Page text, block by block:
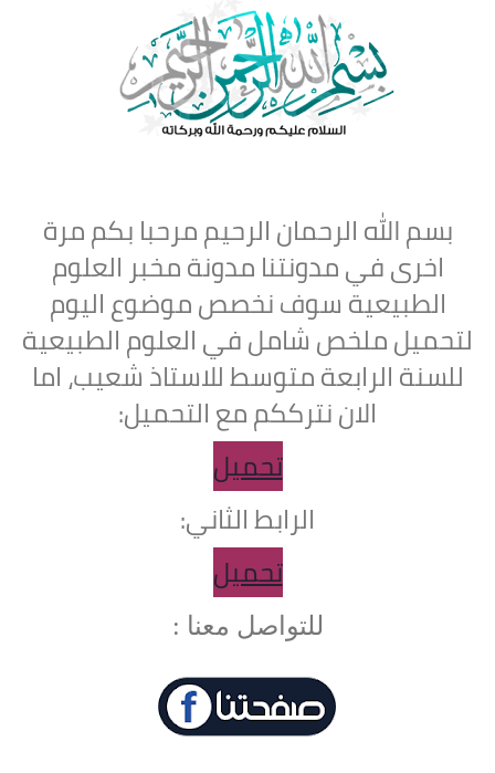
بسم الله الرحمان الرحيم مرحبا بكم مرة
اخرى في مدونتنا مدونة مخبر العلوم
الطبيعية سوف نخصص موضوع اليوم
لتحميل ملخص شامل في العلوم الطبيعية
للسنة الرابعة متوسط للاستاذ شعيب، اما
الان نترككم مع التحميل:
تحميل
الرابط الثاني:
تحميل
للتواصل معنا :